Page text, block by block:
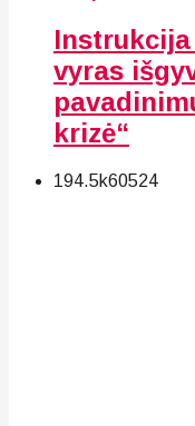
vyras
krizė“
194.5k60524